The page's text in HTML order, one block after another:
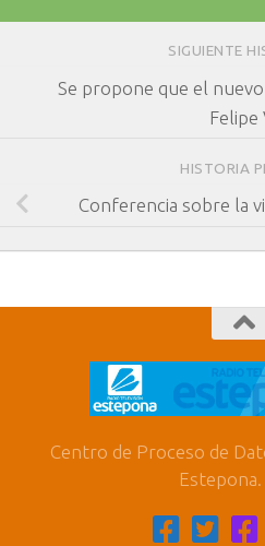
SIGUIENTE
Se propone que el
Felipe
HISTORIA
Conferencia sobre la
Centro de Proceso de